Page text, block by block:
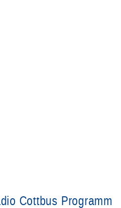
Cottbus Programm